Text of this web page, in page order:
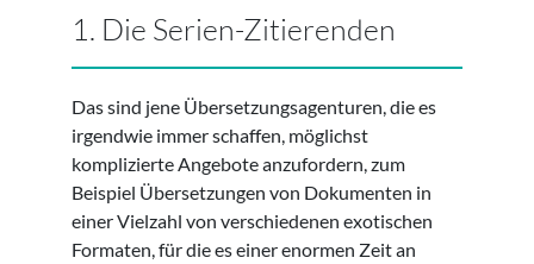
1. Die Serien-Zitierenden
Das sind jene Übersetzungsagenturen, die es
irgendwie immer schaffen, möglichst
komplizierte Angebote anzufordern, zum
Beispiel Übersetzungen von Dokumenten in
einer Vielzahl von verschiedenen exotischen
Formaten, für die es einer enormen Zeit an